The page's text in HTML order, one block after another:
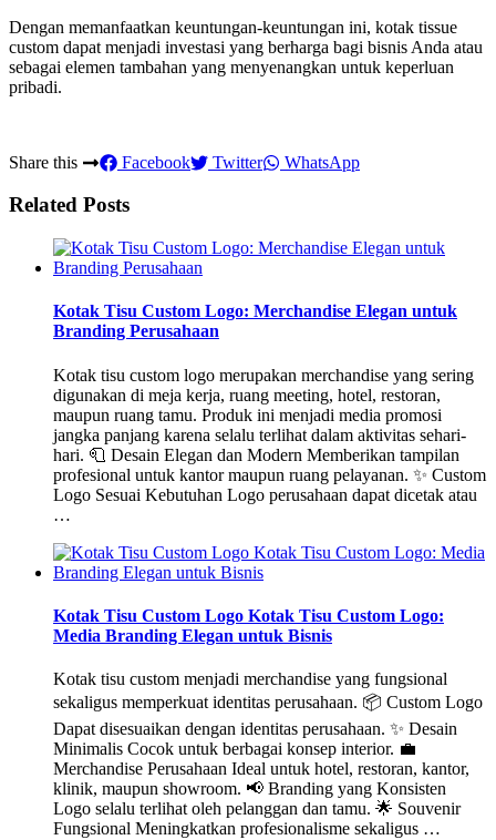
Dengan memanfaatkan keuntungan-keuntungan ini, kotak tissue
custom dapat menjadi investasi yang berharga bagi bisnis Anda atau
sebagai elemen tambahan yang menyenangkan untuk keperluan
pribadi.
Share this Facebook Twitter WhatsApp
Related Posts
Kotak Tisu Custom Logo: Merchandise Elegan untuk
Branding Perusahaan
Kotak tisu custom logo merupakan merchandise yang sering
digunakan di meja kerja, ruang meeting, hotel, restoran,
maupun ruang tamu. Produk ini menjadi media promosi
jangka panjang karena selalu terlihat dalam aktivitas sehari-
hari. 🧻 Desain Elegan dan Modern Memberikan tampilan
profesional untuk kantor maupun ruang pelayanan. ✨ Custom
Logo Sesuai Kebutuhan Logo perusahaan dapat dicetak atau
…
Kotak Tisu Custom Logo Kotak Tisu Custom Logo:
Media Branding Elegan untuk Bisnis
Kotak tisu custom menjadi merchandise yang fungsional
sekaligus memperkuat identitas perusahaan. 📦 Custom Logo
Dapat disesuaikan dengan identitas perusahaan. ✨ Desain
Minimalis Cocok untuk berbagai konsep interior. 💼
Merchandise Perusahaan Ideal untuk hotel, restoran, kantor,
klinik, maupun showroom. 📢 Branding yang Konsisten
Logo selalu terlihat oleh pelanggan dan tamu. 🌟 Souvenir
Fungsional Meningkatkan profesionalisme sekaligus …